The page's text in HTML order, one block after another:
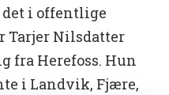
det i offentlige
Tarjer Nilsdatter
fra Herefoss. Hun
i Landvik, Fjære,